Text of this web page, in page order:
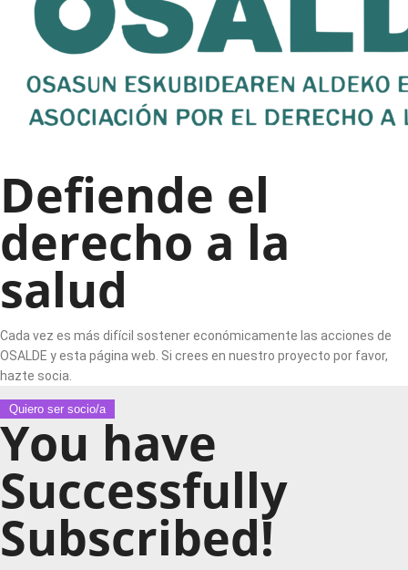
Defiende el
derecho a la
salud
Cada vez es más difícil sostener económicamente las acciones de
OSALDE y esta página web. Si crees en nuestro proyecto por favor,
hazte socia.
Quiero ser socio/a
You have
Successfully
Subscribed!